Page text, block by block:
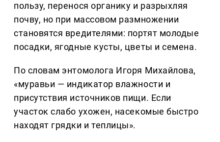
пользу, перенося органику и разрыхляя
почву, но при массовом размножении
становятся вредителями: портят молодые
посадки, ягодные кусты, цветы и семена.
По словам энтомолога Игоря Михайлова,
«муравьи — индикатор влажности и
присутствия источников пищи. Если
участок слабо ухожен, насекомые быстро
находят грядки и теплицы».